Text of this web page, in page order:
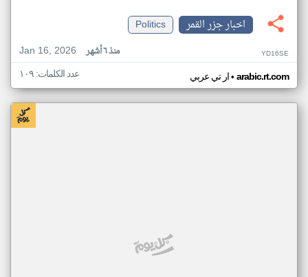
اخبار جزر القمر
Politics
Jan 16, 2026
منذ ٦ أشهر YD16SE
ار تي عربي• arabic.rt.com عدد الكلمات: ١٠٩